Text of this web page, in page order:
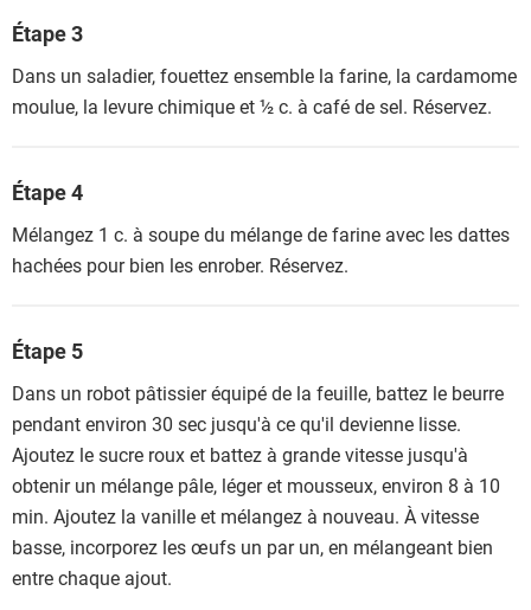
Étape 3
Dans un saladier, fouettez ensemble la farine, la cardamome
moulue, la levure chimique et ½ c. à café de sel. Réservez.
Étape 4
Mélangez 1 c. à soupe du mélange de farine avec les dattes
hachées pour bien les enrober. Réservez.
Étape 5
Dans un robot pâtissier équipé de la feuille, battez le beurre
pendant environ 30 sec jusqu'à ce qu'il devienne lisse.
Ajoutez le sucre roux et battez à grande vitesse jusqu'à
obtenir un mélange pâle, léger et mousseux, environ 8 à 10
min. Ajoutez la vanille et mélangez à nouveau. À vitesse
basse, incorporez les œufs un par un, en mélangeant bien
entre chaque ajout.